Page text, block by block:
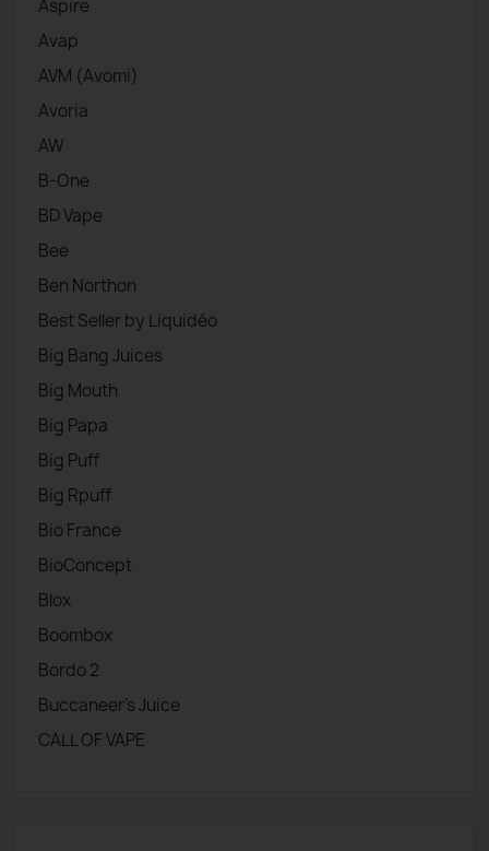
Aspire
Avap
AVM (Avomi)
Avoria
AW
B-One
BD Vape
Bee
Ben Northon
Best Seller by Liquidéo
Big Bang Juices
Big Mouth
Big Papa
Big Puff
Big Rpuff
Bio France
BioConcept
Blox
Boombox
Bordo 2
Buccaneer's Juice
CALL OF VAPE